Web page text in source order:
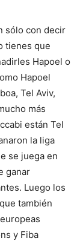
sólo con decir
tienes que
Hapoel o
Hapoel
Tel Aviv,
más
están Tel
la liga
se juega en
ganar
Luego los
también
y Fiba